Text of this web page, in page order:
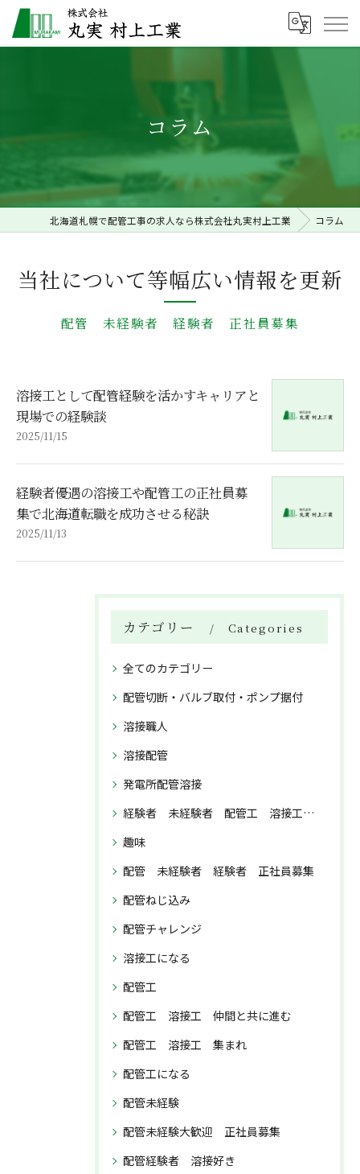
コラム
北海道札幌で配管工事の求人なら株式会社丸実村上工業 コラム
当社について等幅広い情報を更新
配管 未経験者 経験者 正社員募集
溶接工として配管経験を活かすキャリアと
現場での経験談
2025/11/15
経験者優遇の溶接工や配管工の正社員募
集で北海道転職を成功させる秘訣
2025/11/13
カテゴリー Categories
全てのカテゴリー
配管切断・バルブ取付・ポンプ据付
溶接職人
溶接配管
発電所配管溶接
経験者 未経験者 配管工 溶接工 正社員募集
趣味
配管 未経験者 経験者 正社員募集
配管ねじ込み
配管チャレンジ
溶接工になる
配管工
配管工 溶接工 仲間と共に進む
配管工 溶接工 集まれ
配管工になる
配管未経験
配管未経験大歓迎 正社員募集
配管経験者 溶接好き